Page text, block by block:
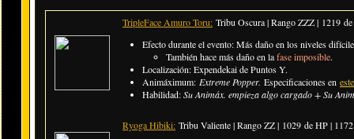
TripleFace Amuro Toru: Tribu Oscura | Rango ZZZ | 1219
Efecto durante el evento: Más daño en los niveles
También hace más daño en lafase imposible.
Localización: Expendekai de Puntos Y.
Animáximum: Extreme Popper. Especificaciones en
Habilidad:Su Animáx. empieza algo cargado + Su
Ryoga Hibiki: Tribu Valiente | Rango ZZ | 1029 de HP |